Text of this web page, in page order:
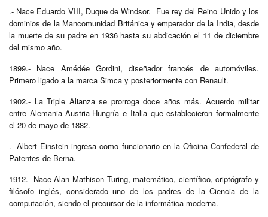
.- Nace Eduardo VIII, Duque de Windsor. Fue rey del Reino Unido y los
dominios de la Mancomunidad Británica y emperador de la India, desde
la muerte de su padre en 1936 hasta su abdicación el 11 de diciembre
del mismo año.
1899.- Nace Amédée Gordini, diseñador francés de automóviles.
Primero ligado a la marca Simca y posteriormente con Renault.
1902.- La Triple Alianza se prorroga doce años más. Acuerdo militar
entre Alemania Austria-Hungría e Italia que establecieron formalmente
el 20 de mayo de 1882.
.- Albert Einstein ingresa como funcionario en la Oficina Confederal de
Patentes de Berna.
1912.- Nace Alan Mathison Turing, matemático, científico, criptógrafo y
filósofo inglés, considerado uno de los padres de la Ciencia de la
computación, siendo el precursor de la informática moderna.